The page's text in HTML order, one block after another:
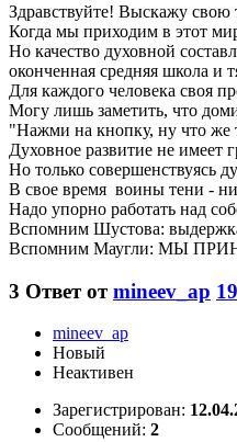
Здравствуйте! Выскажу
Когда мы приходим в этот
Но качество духовной
оконченная средняя школа и
Для каждого человека своя
Могу лишь заметить, что
"Нажми на кнопку, ну что же
Духовное развитие не имеет
Но только совершенствуясь
В свое время воины тени -
Надо упорно работать над
Вспомним Шустова:
Вспомним Маугли: МЫ
3 Ответ отmineev_ap
mineev_ap
Новый
Неактивен
Зарегистрирован:
Сообщений: 2